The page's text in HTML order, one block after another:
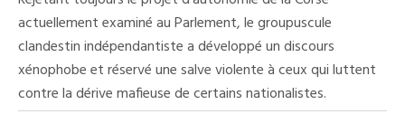
actuellement examiné au Parlement, le groupuscule
clandestin indépendantiste a développé un discours
xénophobe et réservé une salve violente à ceux qui luttent
contre la dérive mafieuse de certains nationalistes.